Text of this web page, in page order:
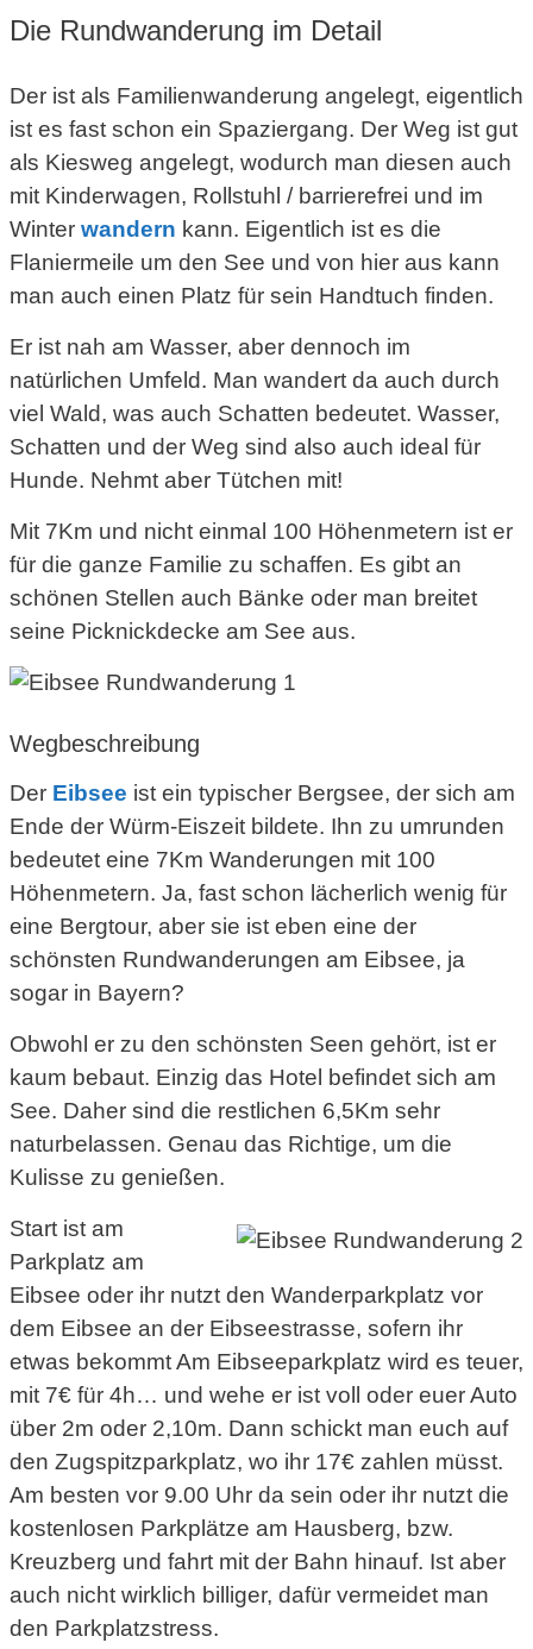
Die Rundwanderung im Detail
Der ist als Familienwanderung angelegt, eigentlich
ist es fast schon ein Spaziergang. Der Weg ist gut
als Kiesweg angelegt, wodurch man diesen auch
mit Kinderwagen, Rollstuhl / barrierefrei und im
Winter wandern kann. Eigentlich ist es die
Flaniermeile um den See und von hier aus kann
man auch einen Platz für sein Handtuch finden.
Er ist nah am Wasser, aber dennoch im
natürlichen Umfeld. Man wandert da auch durch
viel Wald, was auch Schatten bedeutet. Wasser,
Schatten und der Weg sind also auch ideal für
Hunde. Nehmt aber Tütchen mit!
Mit 7Km und nicht einmal 100 Höhenmetern ist er
für die ganze Familie zu schaffen. Es gibt an
schönen Stellen auch Bänke oder man breitet
seine Picknickdecke am See aus.
Wegbeschreibung
Der Eibsee ist ein typischer Bergsee, der sich am
Ende der Würm-Eiszeit bildete. Ihn zu umrunden
bedeutet eine 7Km Wanderungen mit 100
Höhenmetern. Ja, fast schon lächerlich wenig für
eine Bergtour, aber sie ist eben eine der
schönsten Rundwanderungen am Eibsee, ja
sogar in Bayern?
Obwohl er zu den schönsten Seen gehört, ist er
kaum bebaut. Einzig das Hotel befindet sich am
See. Daher sind die restlichen 6,5Km sehr
naturbelassen. Genau das Richtige, um die
Kulisse zu genießen.
Start ist am
Parkplatz am
Eibsee oder ihr nutzt den Wanderparkplatz vor
dem Eibsee an der Eibseestrasse, sofern ihr
etwas bekommt Am Eibseeparkplatz wird es teuer,
mit 7€ für 4h… und wehe er ist voll oder euer Auto
über 2m oder 2,10m. Dann schickt man euch auf
den Zugspitzparkplatz, wo ihr 17€ zahlen müsst.
Am besten vor 9.00 Uhr da sein oder ihr nutzt die
kostenlosen Parkplätze am Hausberg, bzw.
Kreuzberg und fahrt mit der Bahn hinauf. Ist aber
auch nicht wirklich billiger, dafür vermeidet man
den Parkplatzstress.